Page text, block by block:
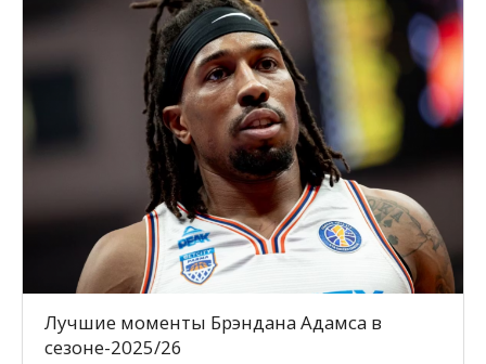
Лучшие моменты Брэндана Адамса в
сезоне-2025/26